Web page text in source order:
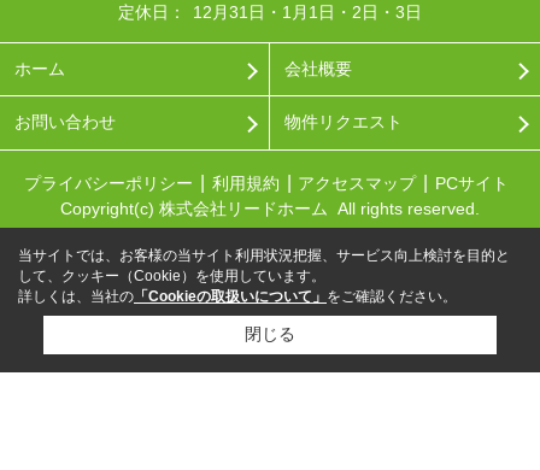
定休日：
12月31日・1月1日・2日・3日
ホーム 会社概要
お問い合わせ 物件リクエスト
プライバシーポリシー 利用規約 アクセスマップ
PCサイト
Copyright(c) 株式会社リードホーム All rights reserved.
当サイトでは、お客様の当サイト利用状況把握、サービス向上検討を目的と
して、クッキー（Cookie）を使用しています。
詳しくは、当社の 「Cookieの取扱いについて」 をご確認ください。
閉じる